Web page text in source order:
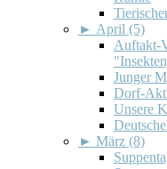
► April (5)
Auftakt-
Junger
Dorf-
Unsere
► März (8)